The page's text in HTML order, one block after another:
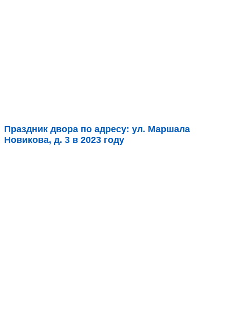
Праздник двора по адресу: ул. Маршала
Новикова, д. 3 в 2023 году